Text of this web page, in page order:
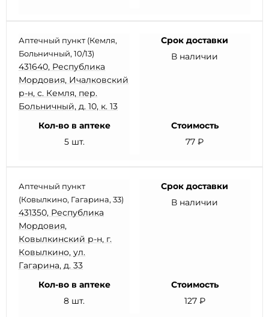
Аптечный пункт (Кемля,
Больничный, 10/13)
431640, Республика
Мордовия, Ичалковский
р-н, с. Кемля, пер.
Больничный, д. 10, к. 13
Срок доставки
В наличии
Кол-во в аптеке
5 шт.
Стоимость
77 ₽
Аптечный пункт
(Ковылкино, Гагарина, 33)
431350, Республика
Мордовия,
Ковылкинский р-н, г.
Ковылкино, ул.
Гагарина, д. 33
Срок доставки
В наличии
Кол-во в аптеке
8 шт.
Стоимость
127 ₽